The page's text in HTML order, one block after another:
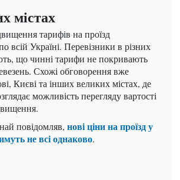
містах
тарифів на проїзд
всій Україні. Перевізники в різних
що чинні тарифи не покривають
Схожі обговорення вже
Києві та інших великих містах, де
можливість перегляду вартості
повідомляв, нові ціни на проїзд у
не всі однаково.